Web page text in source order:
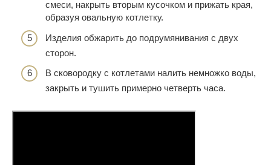
смеси, накрыть вторым кусочком и прижать края,
образуя овальную котлетку.
Изделия обжарить до подрумянивания с двух
сторон.
В сковородку с котлетами налить немножко воды,
закрыть и тушить примерно четверть часа.